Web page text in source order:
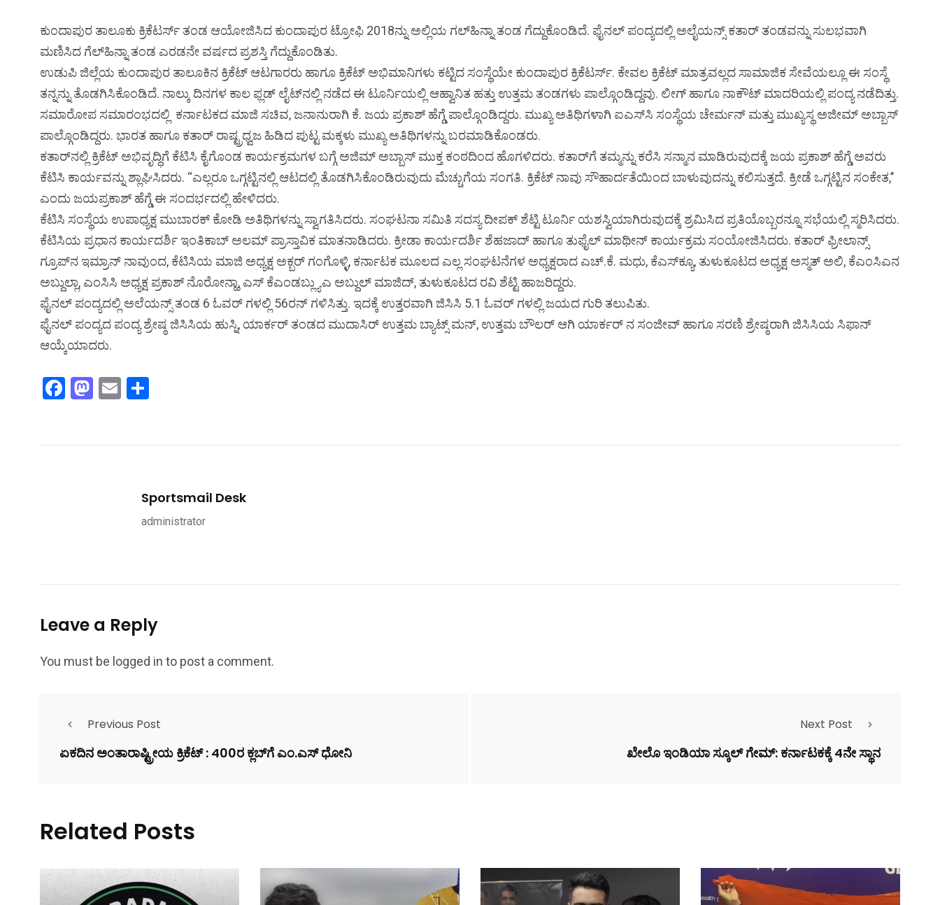
ಕುಂದಾಪುರ ತಾಲೂಕು ಕ್ರಿಕೆಟರ್ಸ್ ತಂಡ ಆಯೋಜಿಸಿದ ಕುಂದಾಪುರ ಟ್ರೋಫಿ 2018ನ್ನು ಅಲ್ಲಿಯ ಗಲ್‌ಹಿನ್ನಾ ತಂಡ ಗೆದ್ದುಕೊಂಡಿದೆ. ಫೈನಲ್ ಪಂದ್ಯದಲ್ಲಿ ಅಲೈಯನ್ಸ್ ಕತಾರ್ ತಂಡವನ್ನು ಸುಲಭವಾಗಿ
ಮಣಿಸಿದ ಗೆಲ್‌ಹಿನ್ನಾ ತಂಡ ಎರಡನೇ ವರ್ಷದ ಪ್ರಶಸ್ತಿ ಗೆದ್ದುಕೊಂಡಿತು.
ಉಡುಪಿ ಜಿಲ್ಲೆಯ ಕುಂದಾಪುರ ತಾಲೂಕಿನ ಕ್ರಿಕೆಟ್ ಆಟಗಾರರು ಹಾಗೂ ಕ್ರಿಕೆಟ್ ಅಭಿಮಾನಿಗಳು ಕಟ್ಟಿದ ಸಂಸ್ಥೆಯೇ ಕುಂದಾಪುರ ಕ್ರಿಕೆಟರ್ಸ್. ಕೇವಲ ಕ್ರಿಕೆಟ್ ಮಾತ್ರವಲ್ಲದ ಸಾಮಾಜಿಕ ಸೇವೆಯಲ್ಲೂ ಈ ಸಂಸ್ಥೆ
ತನ್ನನ್ನು ತೊಡಗಿಸಿಕೊಂಡಿದೆ. ನಾಲ್ಕು ದಿನಗಳ ಕಾಲ ಫ್ಲಡ್ ಲೈಟ್‌ನಲ್ಲಿ ನಡೆದ ಈ ಟೂರ್ನಿಯಲ್ಲಿ ಆಹ್ವಾನಿತ ಹತ್ತು ಉತ್ತಮ ತಂಡಗಳು ಪಾಲ್ಗೊಂಡಿದ್ದವು. ಲೀಗ್ ಹಾಗೂ ನಾಕೌಟ್ ಮಾದರಿಯಲ್ಲಿ ಪಂದ್ಯ ನಡೆದಿತ್ತು.
ಸಮಾರೋಪ ಸಮಾರಂಭದಲ್ಲಿ ಕರ್ನಾಟಕದ ಮಾಜಿ ಸಚಿವ, ಜನಾನುರಾಗಿ ಕೆ. ಜಯ ಪ್ರಕಾಶ್ ಹೆಗ್ಡೆ ಪಾಲ್ಗೊಂಡಿದ್ದರು. ಮುಖ್ಯ ಅತಿಥಿಗಳಾಗಿ ಐಎಸ್‌ಸಿ ಸಂಸ್ಥೆಯ ಚೇರ್ಮನ್ ಮತ್ತು ಮುಖ್ಯಸ್ಥ ಅಜೀಮ್ ಅಬ್ಬಾಸ್
ಪಾಲ್ಗೊಂಡಿದ್ದರು. ಭಾರತ ಹಾಗೂ ಕತಾರ್ ರಾಷ್ಟ್ರಧ್ವಜ ಹಿಡಿದ ಪುಟ್ಟ ಮಕ್ಕಳು ಮುಖ್ಯ ಅತಿಥಿಗಳನ್ನು ಬರಮಾಡಿಕೊಂಡರು.
ಕತಾರ್‌ನಲ್ಲಿ ಕ್ರಿಕೆಟ್ ಅಭಿವೃದ್ಧಿಗೆ ಕೆಟಿಸಿ ಕೈಗೊಂಡ ಕಾರ್ಯಕ್ರಮಗಳ ಬಗ್ಗೆ ಅಜಿಮ್ ಅಬ್ಬಾಸ್ ಮುಕ್ತ ಕಂಠದಿಂದ ಹೊಗಳಿದರು. ಕತಾರ್‌ಗೆ ತಮ್ಮನ್ನು ಕರೆಸಿ ಸನ್ಮಾನ ಮಾಡಿರುವುದಕ್ಕೆ ಜಯ ಪ್ರಕಾಶ್ ಹೆಗ್ಡೆ ಅವರು
ಕೆಟಿಸಿ ಕಾರ್ಯವನ್ನು ಶ್ಲಾಘಿಸಿದರು. ‘‘ಎಲ್ಲರೂ ಒಗ್ಗಟ್ಟಿನಲ್ಲಿ ಆಟದಲ್ಲಿ ತೊಡಗಿಸಿಕೊಂಡಿರುವುದು ಮೆಚ್ಚುಗೆಯ ಸಂಗತಿ. ಕ್ರಿಕೆಟ್ ನಾವು ಸೌಹಾರ್ದತೆಯಿಂದ ಬಾಳುವುದನ್ನು ಕಲಿಸುತ್ತದೆ. ಕ್ರೀಡೆ ಒಗ್ಗಟ್ಟಿನ ಸಂಕೇತ,’’
ಎಂದು ಜಯಪ್ರಕಾಶ್ ಹೆಗ್ಡೆ ಈ ಸಂದರ್ಭದಲ್ಲಿ ಹೇಳಿದರು.
ಕೆಟಿಸಿ ಸಂಸ್ಥೆಯ ಉಪಾಧ್ಯಕ್ಷ ಮುಬಾರಕ್ ಕೋಡಿ ಅತಿಥಿಗಳನ್ನು ಸ್ವಾಗತಿಸಿದರು. ಸಂಘಟನಾ ಸಮಿತಿ ಸದಸ್ಯ ದೀಪಕ್ ಶೆಟ್ಟಿ ಟೂರ್ನಿ ಯಶಸ್ವಿಯಾಗಿರುವುದಕ್ಕೆ ಶ್ರಮಿಸಿದ ಪ್ರತಿಯೊಬ್ಬರನ್ನೂ ಸಭೆಯಲ್ಲಿ ಸ್ಮರಿಸಿದರು.
ಕೆಟಿಸಿಯ ಪ್ರಧಾನ ಕಾರ್ಯದರ್ಶಿ ಇಂತಿಕಾಬ್ ಅಲಮ್ ಪ್ರಾಸ್ತಾವಿಕ ಮಾತನಾಡಿದರು. ಕ್ರೀಡಾ ಕಾರ್ಯದರ್ಶಿ ಶೆಹಜಾದ್ ಹಾಗೂ ತುಫೈಲ್ ಮಾಥೀನ್ ಕಾರ್ಯಕ್ರಮ ಸಂಯೋಜಿಸಿದರು. ಕತಾರ್ ಫ್ರೀಲಾನ್ಸ್
ಗ್ರೂಪ್‌ನ ಇಮ್ರಾನ್ ನಾವುಂದ, ಕೆಟಿಸಿಯ ಮಾಜಿ ಅಧ್ಯಕ್ಷ ಅಕ್ಬರ್ ಗಂಗೊಳ್ಳಿ, ಕರ್ನಾಟಕ ಮೂಲದ ಎಲ್ಲ ಸಂಘಟನೆಗಳ ಅಧ್ಯಕ್ಷರಾದ ಎಚ್.ಕೆ. ಮಧು, ಕೆಎಸ್‌ಕ್ಯೂ, ತುಳುಕೂಟದ ಅಧ್ಯಕ್ಷ ಅಸ್ಮತ್ ಅಲಿ, ಕೆಎಂಸಿಎನ
ಅಬ್ದುಲ್ಲಾ, ಎಂಸಿಸಿ ಅಧ್ಯಕ್ಷ ಪ್ರಕಾಶ್ ನೊರೋನ್ಹಾ, ಎಸ್ ಕೆಎಂಡಬ್ಲ್ಯುಎ ಅಬ್ದುಲ್ ಮಾಜಿದ್, ತುಳುಕೂಟದ ರವಿ ಶೆಟ್ಟಿ ಹಾಜರಿದ್ದರು.
ಫೈನಲ್ ಪಂದ್ಯದಲ್ಲಿ ಅಲೆಯನ್ಸ್ ತಂಡ 6 ಓವರ್‌ ಗಳಲ್ಲಿ 56ರನ್ ಗಳಿಸಿತ್ತು. ಇದಕ್ಕೆ ಉತ್ತರವಾಗಿ ಜಿಸಿಸಿ 5.1 ಓವರ್‌ ಗಳಲ್ಲಿ ಜಯದ ಗುರಿ ತಲುಪಿತು.
ಫೈನಲ್ ಪಂದ್ಯದ ಪಂದ್ಯ ಶ್ರೇಷ್ಠ ಜಿಸಿಸಿಯ ಹುಸ್ನಿ, ಯಾರ್ಕರ್ ತಂಡದ ಮುದಾಸಿರ್ ಉತ್ತಮ ಬ್ಯಾಟ್ಸ್ ಮನ್, ಉತ್ತಮ ಬೌಲರ್ ಆಗಿ ಯಾರ್ಕರ್ ನ ಸಂಜೀವ್ ಹಾಗೂ ಸರಣಿ ಶ್ರೇಷ್ಠರಾಗಿ ಜಿಸಿಸಿಯ ಸಿಫಾನ್
ಆಯ್ಕೆಯಾದರು.
Facebook
Mastodon
Email
Sportsmail Desk
administrator
Leave a Reply
You must be logged in to post a comment.
Previous Post
ಏಕದಿನ ಅಂತಾರಾಷ್ಟ್ರೀಯ ಕ್ರಿಕೆಟ್‌ : 400ರ ಕ್ಲಬ್‌ಗೆ ಎಂ.ಎಸ್ ಧೋನಿ
Next Post
ಖೇಲೊ ಇಂಡಿಯಾ ಸ್ಕೂಲ್ ಗೇಮ್: ಕರ್ನಾಟಕಕ್ಕೆ 4ನೇ ಸ್ಥಾನ
Related Posts